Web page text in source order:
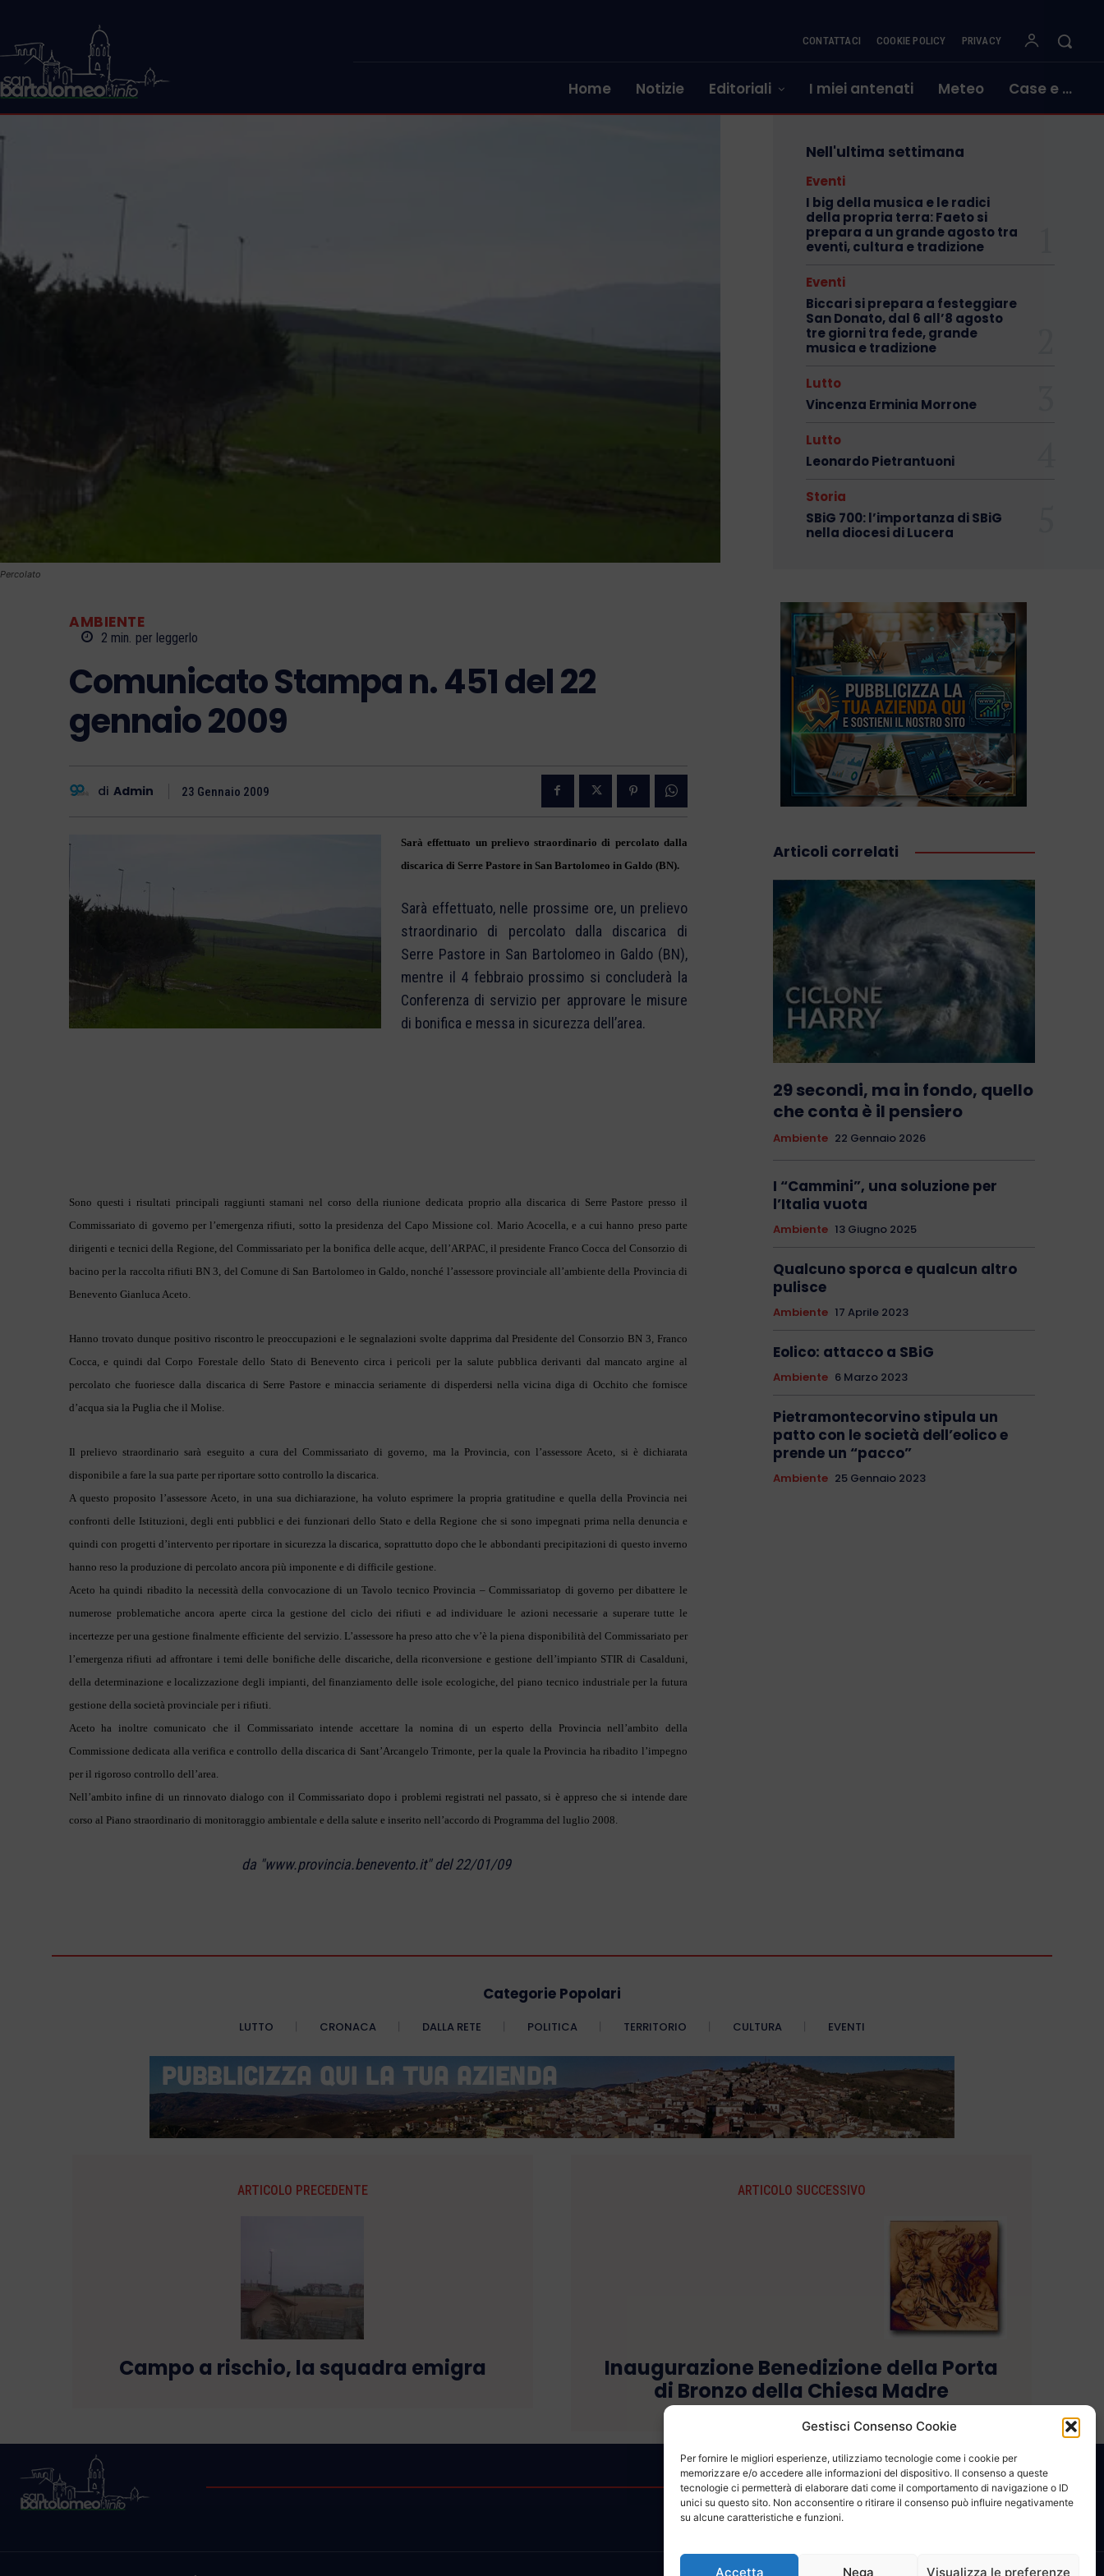
Gestisci Consenso Cookie
Per fornire le migliori esperienze, utilizziamo tecnologie come i cookie per
memorizzare e/o accedere alle informazioni del dispositivo. Il consenso a queste
tecnologie ci permetterà di elaborare dati come il comportamento di navigazione o ID
unici su questo sito. Non acconsentire o ritirare il consenso può influire negativamente
su alcune caratteristiche e funzioni.
Accetta Nega Visualizza le preferenze
CONTATTACI COOKIE POLICY PRIVACY
Home Notizie Editoriali I miei antenati Meteo Case e …
Percolato
AMBIENTE
2 min. per leggerlo
Comunicato Stampa n. 451 del 22
gennaio 2009
di Admin 23 Gennaio 2009
Sarà effettuato un prelievo straordinario di percolato dalla
discarica di Serre Pastore in San Bartolomeo in Galdo (BN).
Sarà effettuato, nelle prossime ore, un prelievo
straordinario di percolato dalla discarica di
Serre Pastore in San Bartolomeo in Galdo (BN),
mentre il 4 febbraio prossimo si concluderà la
Conferenza di servizio per approvare le misure
di bonifica e messa in sicurezza dell’area.
Sono questi i risultati principali raggiunti stamani nel corso della riunione dedicata proprio alla discarica di Serre Pastore presso il
Commissariato di governo per l’emergenza rifiuti, sotto la presidenza del Capo Missione col. Mario Acocella, e a cui hanno preso parte
dirigenti e tecnici della Regione, del Commissariato per la bonifica delle acque, dell’ARPAC, il presidente Franco Cocca del Consorzio di
bacino per la raccolta rifiuti BN 3, del Comune di San Bartolomeo in Galdo, nonché l’assessore provinciale all’ambiente della Provincia di
Benevento Gianluca Aceto.
Hanno trovato dunque positivo riscontro le preoccupazioni e le segnalazioni svolte dapprima dal Presidente del Consorzio BN 3, Franco
Cocca, e quindi dal Corpo Forestale dello Stato di Benevento circa i pericoli per la salute pubblica derivanti dal mancato argine al
percolato che fuoriesce dalla discarica di Serre Pastore e minaccia seriamente di disperdersi nella vicina diga di Occhito che fornisce
d’acqua sia la Puglia che il Molise.
Il prelievo straordinario sarà eseguito a cura del Commissariato di governo, ma la Provincia, con l’assessore Aceto, si è dichiarata
disponibile a fare la sua parte per riportare sotto controllo la discarica.
A questo proposito l’assessore Aceto, in una sua dichiarazione, ha voluto esprimere la propria gratitudine e quella della Provincia nei
confronti delle Istituzioni, degli enti pubblici e dei funzionari dello Stato e della Regione che si sono impegnati prima nella denuncia e
quindi con progetti d’intervento per riportare in sicurezza la discarica, soprattutto dopo che le abbondanti precipitazioni di questo inverno
hanno reso la produzione di percolato ancora più imponente e di difficile gestione.
Aceto ha quindi ribadito la necessità della convocazione di un Tavolo tecnico Provincia – Commissariatop di governo per dibattere le
numerose problematiche ancora aperte circa la gestione del ciclo dei rifiuti e ad individuare le azioni necessarie a superare tutte le
incertezze per una gestione finalmente efficiente del servizio. L’assessore ha preso atto che v’è la piena disponibilità del Commissariato per
l’emergenza rifiuti ad affrontare i temi delle bonifiche delle discariche, della riconversione e gestione dell’impianto STIR di Casalduni,
della determinazione e localizzazione degli impianti, del finanziamento delle isole ecologiche, del piano tecnico industriale per la futura
gestione della società provinciale per i rifiuti.
Aceto ha inoltre comunicato che il Commissariato intende accettare la nomina di un esperto della Provincia nell’ambito della
Commissione dedicata alla verifica e controllo della discarica di Sant’Arcangelo Trimonte, per la quale la Provincia ha ribadito l’impegno
per il rigoroso controllo dell’area.
Nell’ambito infine di un rinnovato dialogo con il Commissariato dopo i problemi registrati nel passato, si è appreso che si intende dare
corso al Piano straordinario di monitoraggio ambientale e della salute e inserito nell’accordo di Programma del luglio 2008.
da "www.provincia.benevento.it" del 22/01/09
Nell'ultima settimana
Eventi
I big della musica e le radici
della propria terra: Faeto si
prepara a un grande agosto tra
eventi, cultura e tradizione
Eventi
Biccari si prepara a festeggiare
San Donato, dal 6 all’8 agosto
tre giorni tra fede, grande
musica e tradizione
Lutto
Vincenza Erminia Morrone
Lutto
Leonardo Pietrantuoni
Storia
SBiG 700: l’importanza di SBiG
nella diocesi di Lucera
Articoli correlati
29 secondi, ma in fondo, quello
che conta è il pensiero
Ambiente 22 Gennaio 2026
I “Cammini”, una soluzione per
l’Italia vuota
Ambiente 13 Giugno 2025
Qualcuno sporca e qualcun altro
pulisce
Ambiente 17 Aprile 2023
Eolico: attacco a SBiG
Ambiente 6 Marzo 2023
Pietramontecorvino stipula un
patto con le società dell’eolico e
prende un “pacco”
Ambiente 25 Gennaio 2023
Categorie Popolari
LUTTO CRONACA DALLA RETE POLITICA TERRITORIO CULTURA EVENTI
ARTICOLO PRECEDENTE
Campo a rischio, la squadra emigra
ARTICOLO SUCCESSIVO
Inaugurazione Benedizione della Porta
di Bronzo della Chiesa Madre
CONTATTACI COOKIE POLICY PRIVACY